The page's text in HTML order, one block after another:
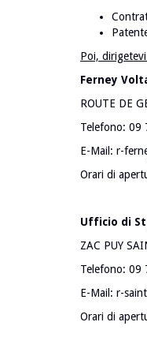
Poi,
Ferney
ROUTE DE
Telefono: 09
E-Mail: r-
Orari di
Ufficio di St
ZAC PUY
Telefono: 09
E-Mail: r-
Orari di